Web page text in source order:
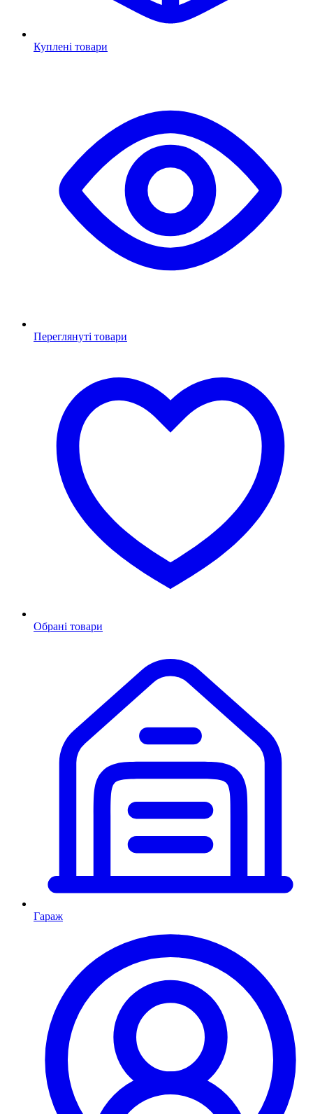
Куплені товари
Переглянуті товари
Обрані товари
Гараж